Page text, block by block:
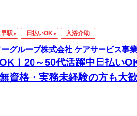
駅 日払いOK 入浴介助
ーグループ株式会社 ケアサービス事
！20～50代活躍中日払い
資格・実務未経験の方も大